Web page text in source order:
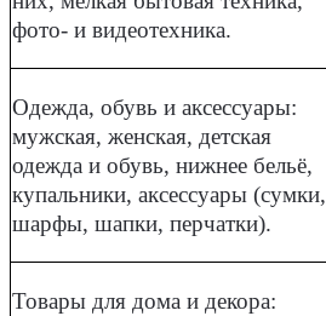
фото- и видеотехника.
Одежда, обувь и аксессуары:
мужская, женская, детская
одежда и обувь, нижнее бельё,
купальники, аксессуары (сумки,
шарфы, шапки, перчатки).
Товары для дома и декора: